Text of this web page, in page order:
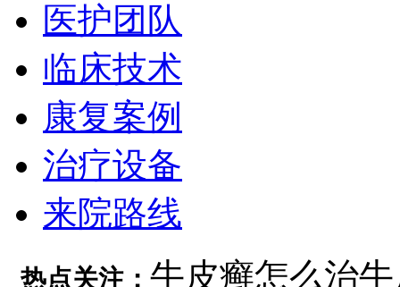
医护团队
临床技术
康复案例
治疗设备
来院路线
热点关注： 牛皮癣怎么治